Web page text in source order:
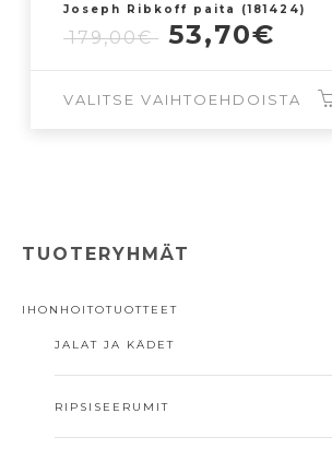
Joseph Ribkoff paita (181424)
179,00€
179,00€.
53,70€
on:
VALITSE VAIHTOEHDOISTA
Voit
tehdä
valinnat
tuotteen
sivulla.
TUOTERYHMÄT
IHONHOITOTUOTTEET
JALAT JA KÄDET
RIPSISEERUMIT